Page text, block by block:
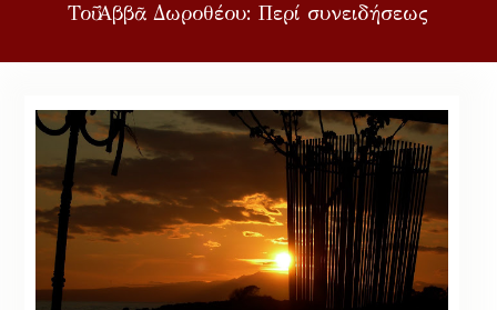
Τοῦ Ἀββᾶ Δωροθέου: Περί συνειδήσεως